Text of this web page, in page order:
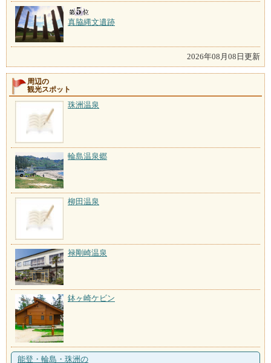
真脇縄文遺跡
2026年08月08日更新
周辺の
観光スポット
珠洲温泉
輪島温泉郷
柳田温泉
禄剛崎温泉
鉢ヶ崎ケビン
能登・輪島・珠洲の